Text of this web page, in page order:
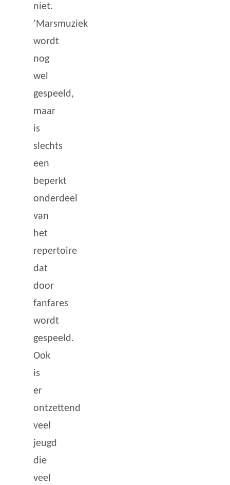
niet.
‘Marsmuziek
wordt
nog
wel
gespeeld,
maar
is
slechts
een
beperkt
onderdeel
van
het
repertoire
dat
door
fanfares
wordt
gespeeld.
Ook
is
er
ontzettend
veel
jeugd
die
veel